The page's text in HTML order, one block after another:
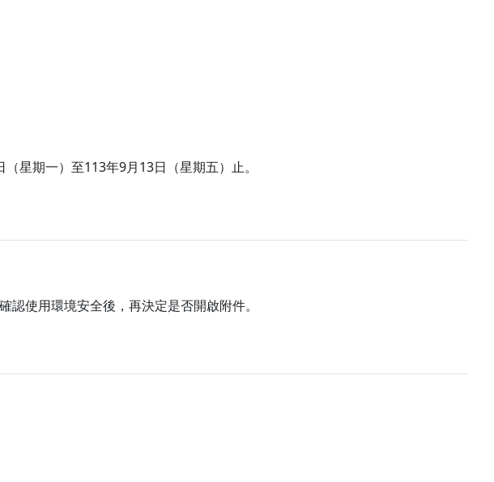
星期一）至113年9月13日（星期五）止。
使用環境安全後，再決定是否開啟附件。